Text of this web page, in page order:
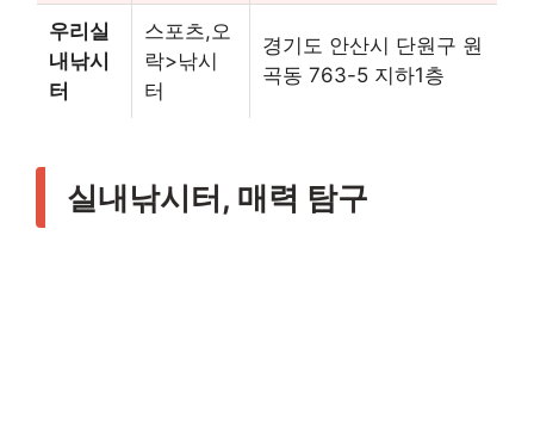
우리실
내낚시
터
스포츠,오
락>낚시
터
경기도 안산시 단원구 원
곡동 763-5 지하1층
실내낚시터, 매력 탐구